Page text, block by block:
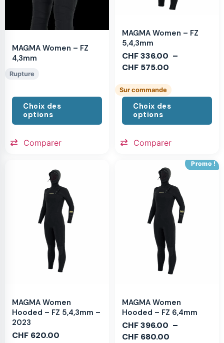
MAGMA Women – FZ
4,3mm
Rupture
Choix des
options
Comparer
MAGMA Women – FZ
5,4,3mm
CHF336.00 –
CHF 575.00
Sur commande
Choix des
options
Comparer
MAGMA Women
Hooded – FZ 5,4,3mm –
2023
CHF 620.00
Promo !
MAGMA Women
Hooded – FZ 6,4mm
CHF396.00 –
CHF 680.00